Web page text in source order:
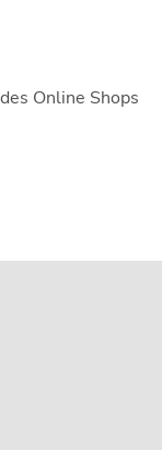
Online Shops